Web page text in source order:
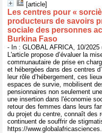
[article]
Les centres pour «
producteurs de savoirs
sociale des personnes
Burkina Faso
- In : GLOBAL AFRICA, 10/2025
L'article propose d’évaluer la
communautaire de prise en
et hébergées dans des centres
leur rôle d’hébergement, ces
espaces de survie, mobilisent
pensionnaires non seulement
une insertion dans l'économie
retour des femmes dans leurs
du projet du centre, connaît des
continuent de souffrir de
https://